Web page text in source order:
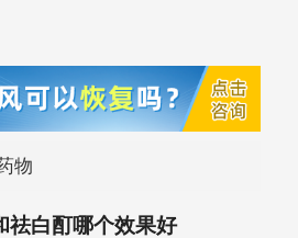
物
祛白酊哪个效果好